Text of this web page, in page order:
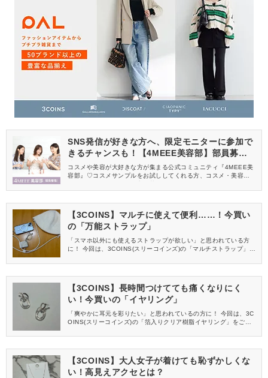
SNS発信が好きな方へ、限定モニターに参加で
きるチャンスも！【4MEEE美容部】部員募集
中
コスメや美容が大好きな方が集まる公式コミュニティ『4MEEE美
容部』♡コスメサンプルをお試ししてくれる方、コスメ・美容情報
【3COINS】マルチに使えて便利……！今買い
の「万能ストラップ」
「スマホ以外にも使えるストラップが欲しい」と思われている方
に！ 今回は、3COINS(スリーコインズ)の「マルチストラップ」を
【3COINS】長時間つけてても痛くなりにく
い！今買いの「イヤリング」
「爽やかに耳元を彩りたい」と思われているの方に！ 今回は、3C
OINS(スリーコインズ)の「箔入りクリア樹脂イヤリング」をご紹
【3COINS】大人女子が着けても恥ずかしくな
い！高見えアクセとは？